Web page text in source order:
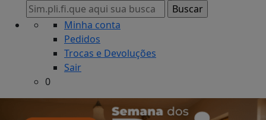
Minha conta
Pedidos
Trocas e Devoluções
Sair
0